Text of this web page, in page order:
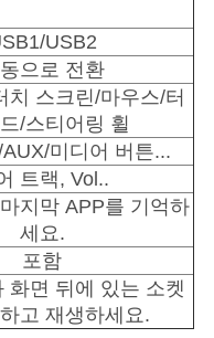
USB2
으로 전환
치 스크린/마우스/터
/스티어링 휠
미디어 버튼...
트랙, Vol..
지막 APP를 기억하
세요.
포함
화면 뒤에 있는 소켓
고 재생하세요.